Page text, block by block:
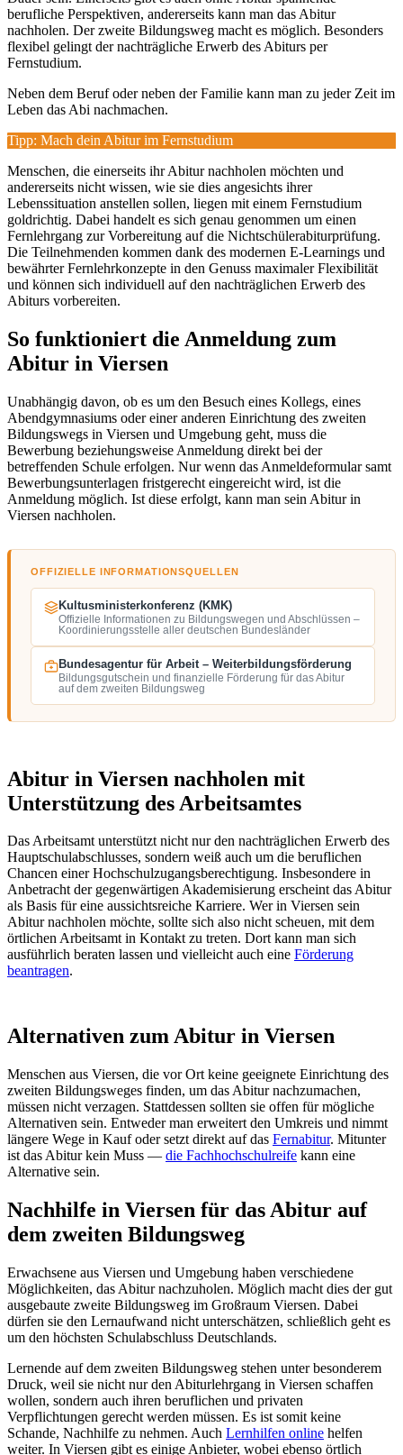
berufliche Perspektiven, andererseits kann man das Abitur
nachholen. Der zweite Bildungsweg macht es möglich. Besonders
flexibel gelingt der nachträgliche Erwerb des Abiturs per
Fernstudium.
Neben dem Beruf oder neben der Familie kann man zu jeder Zeit im
Leben das Abi nachmachen.
Tipp: Mach dein Abitur im Fernstudium
Menschen, die einerseits ihr Abitur nachholen möchten und
andererseits nicht wissen, wie sie dies angesichts ihrer
Lebenssituation anstellen sollen, liegen mit einem Fernstudium
goldrichtig. Dabei handelt es sich genau genommen um einen
Fernlehrgang zur Vorbereitung auf die Nichtschülerabiturprüfung.
Die Teilnehmenden kommen dank des modernen E-Learnings und
bewährter Fernlehrkonzepte in den Genuss maximaler Flexibilität
und können sich individuell auf den nachträglichen Erwerb des
Abiturs vorbereiten.
So funktioniert die Anmeldung zum
Abitur in Viersen
Unabhängig davon, ob es um den Besuch eines Kollegs, eines
Abendgymnasiums oder einer anderen Einrichtung des zweiten
Bildungswegs in Viersen und Umgebung geht, muss die
Bewerbung beziehungsweise Anmeldung direkt bei der
betreffenden Schule erfolgen. Nur wenn das Anmeldeformular samt
Bewerbungsunterlagen fristgerecht eingereicht wird, ist die
Anmeldung möglich. Ist diese erfolgt, kann man sein Abitur in
Viersen nachholen.
OFFIZIELLE INFORMATIONSQUELLEN
Kultusministerkonferenz (KMK)
Offizielle Informationen zu Bildungswegen und Abschlüssen –
Koordinierungsstelle aller deutschen Bundesländer
Bundesagentur für Arbeit – Weiterbildungsförderung
Bildungsgutschein und finanzielle Förderung für das Abitur
auf dem zweiten Bildungsweg
Abitur in Viersen nachholen mit
Unterstützung des Arbeitsamtes
Das Arbeitsamt unterstützt nicht nur den nachträglichen Erwerb des
Hauptschulabschlusses, sondern weiß auch um die beruflichen
Chancen einer Hochschulzugangsberechtigung. Insbesondere in
Anbetracht der gegenwärtigen Akademisierung erscheint das Abitur
als Basis für eine aussichtsreiche Karriere. Wer in Viersen sein
Abitur nachholen möchte, sollte sich also nicht scheuen, mit dem
örtlichen Arbeitsamt in Kontakt zu treten. Dort kann man sich
ausführlich beraten lassen und vielleicht auch eine Förderung
beantragen.
Alternativen zum Abitur in Viersen
Menschen aus Viersen, die vor Ort keine geeignete Einrichtung des
zweiten Bildungsweges finden, um das Abitur nachzumachen,
müssen nicht verzagen. Stattdessen sollten sie offen für mögliche
Alternativen sein. Entweder man erweitert den Umkreis und nimmt
längere Wege in Kauf oder setzt direkt auf das Fernabitur. Mitunter
ist das Abitur kein Muss — die Fachhochschulreife kann eine
Alternative sein.
Nachhilfe in Viersen für das Abitur auf
dem zweiten Bildungsweg
Erwachsene aus Viersen und Umgebung haben verschiedene
Möglichkeiten, das Abitur nachzuholen. Möglich macht dies der gut
ausgebaute zweite Bildungsweg im Großraum Viersen. Dabei
dürfen sie den Lernaufwand nicht unterschätzen, schließlich geht es
um den höchsten Schulabschluss Deutschlands.
Lernende auf dem zweiten Bildungsweg stehen unter besonderem
Druck, weil sie nicht nur den Abiturlehrgang in Viersen schaffen
wollen, sondern auch ihren beruflichen und privaten
Verpflichtungen gerecht werden müssen. Es ist somit keine
Schande, Nachhilfe zu nehmen. Auch Lernhilfen online helfen
weiter. In Viersen gibt es einige Anbieter, wobei ebenso örtlich